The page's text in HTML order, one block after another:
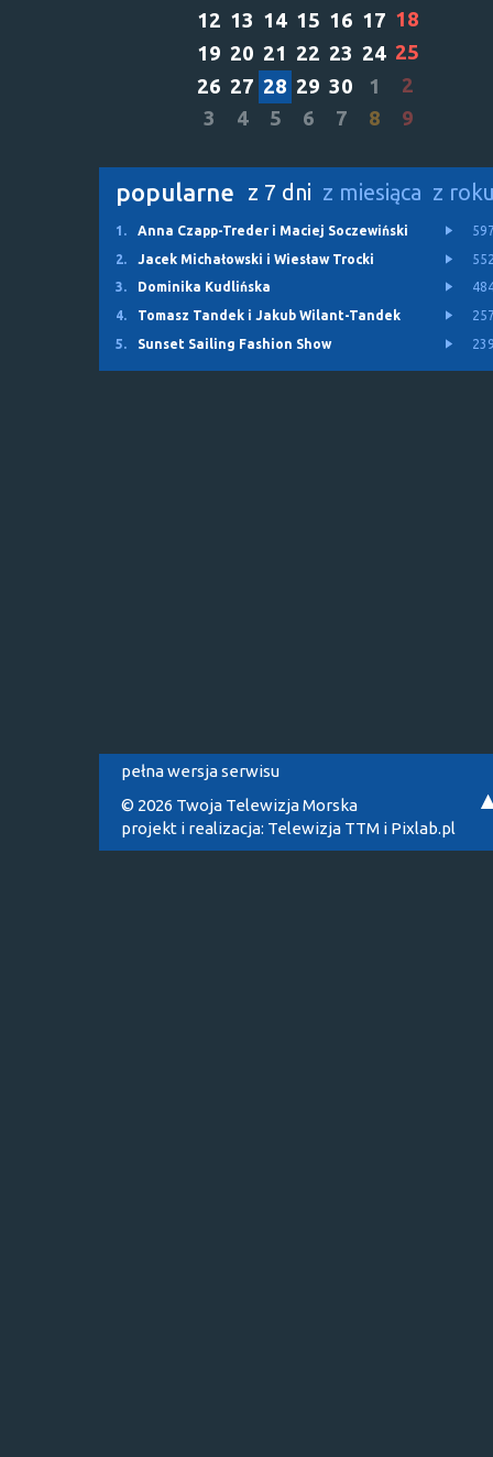
12 13 14 15 16 17 18
19 20 21 22 23 24 25
26 27 28 29 30 1
2
3
4 5 6 7 8 9
popularne z 7 dni z miesiąca z
1. Anna Czapp-Treder i Maciej Soczewiński
2.
Jacek Michałowski i Wiesław Trocki
3.
Dominika Kudlińska
4.
Tomasz Tandek i Jakub Wilant-Tandek
5.
Sunset Sailing Fashion Show
pełna wersja serwisu
© 2026 Twoja Telewizja Morska
projekt i realizacja: Telewizja TTM i Pixlab.pl